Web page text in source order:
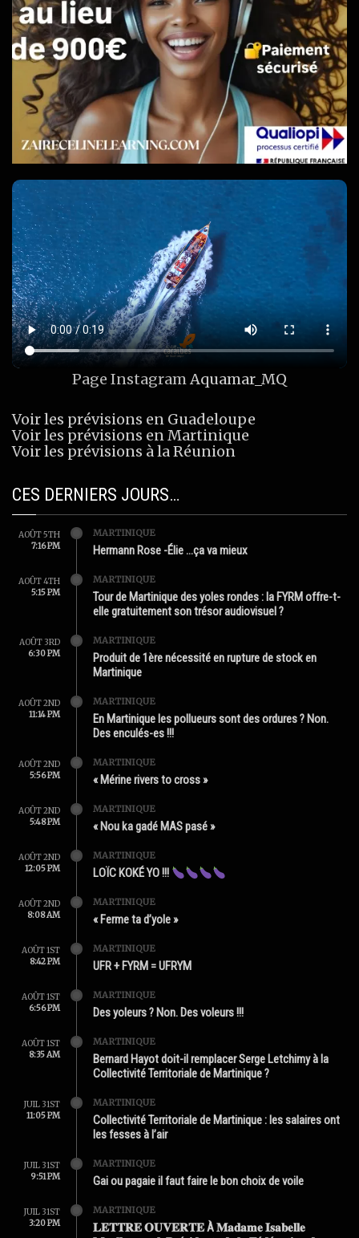
Page InstagramAquamar_MQ
Voir les prévisions en Guadeloupe
Voir les prévisions en Martinique
Voir les prévisions à la Réunion
CES DERNIERS JOURS…
AOÛT 5TH
7:16 PM
MARTINIQUE
Hermann Rose -Élie …ça va mieux
AOÛT 4TH
5:15 PM
MARTINIQUE
Tour de Martinique des yoles rondes : la FYRM offre-t-
elle gratuitement son trésor audiovisuel ?
AOÛT 3RD
6:30 PM
MARTINIQUE
Produit de 1ère nécessité en rupture de stock en
Martinique
AOÛT 2ND
11:14 PM
MARTINIQUE
En Martinique les pollueurs sont des ordures ? Non.
Des enculés-es !!!
AOÛT 2ND
5:56 PM
MARTINIQUE
« Mérine rivers to cross »
AOÛT 2ND
5:48 PM
MARTINIQUE
« Nou ka gadé MAS pasé »
AOÛT 2ND
12:05 PM
MARTINIQUE
LOÏC KOKÉ YO !!!
AOÛT 2ND
8:08 AM
MARTINIQUE
« Ferme ta d’yole »
AOÛT 1ST
8:42 PM
MARTINIQUE
UFR + FYRM = UFRYM
AOÛT 1ST
6:56 PM
MARTINIQUE
Des yoleurs ? Non. Des voleurs !!!
AOÛT 1ST
8:35 AM
MARTINIQUE
Bernard Hayot doit-il remplacer Serge Letchimy à la
Collectivité Territoriale de Martinique ?
JUIL 31ST
11:05 PM
MARTINIQUE
Collectivité Territoriale de Martinique : les salaires ont
les fesses à l’air
JUIL 31ST
9:51 PM
MARTINIQUE
Gai ou pagaie il faut faire le bon choix de voile
JUIL 31ST
3:20 PM
MARTINIQUE
𝐋𝐄𝐓𝐓𝐑𝐄 𝐎𝐔𝐕𝐄𝐑𝐓𝐄 À 𝐌𝐚𝐝𝐚𝐦𝐞 𝐈𝐬𝐚𝐛𝐞𝐥𝐥𝐞